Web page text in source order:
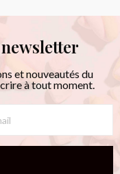
et nouveautés du
à tout moment.